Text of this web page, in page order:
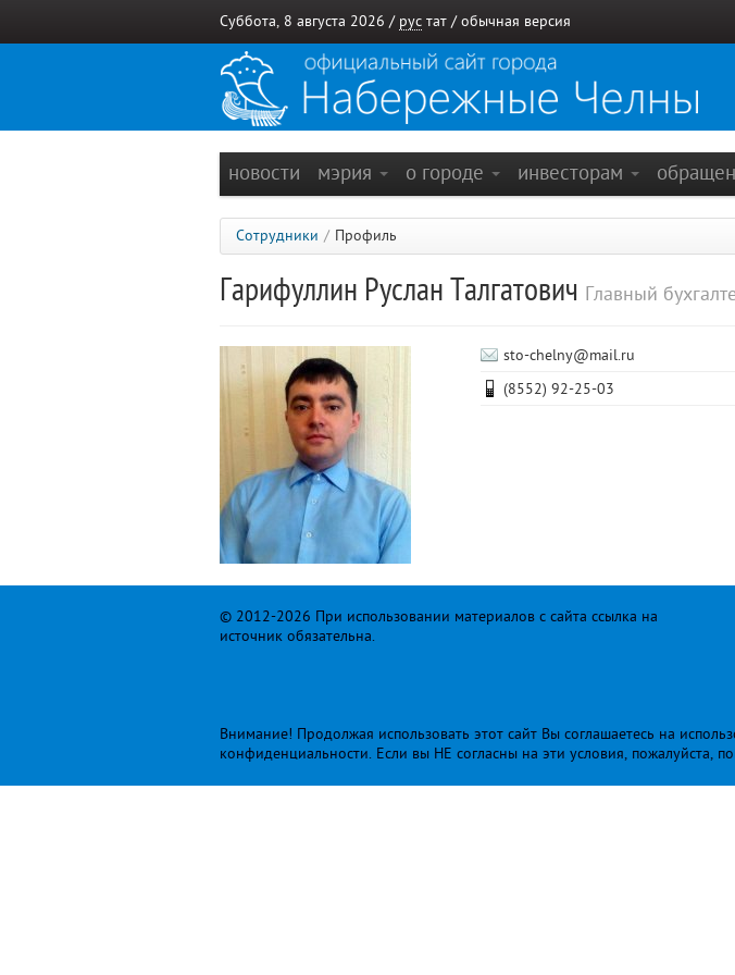
Суббота, 8 августа 2026 / рус тат / обычная версия
новости мэрия о городе инвесторам
Сотрудники / Профиль
Гарифуллин Руслан Талгатович Главный
sto-chelny@mail.ru
(8552) 92-25-03
© 2012-2026 При использовании материалов с сайта ссылка на
источник обязательна.
Внимание! Продолжая использовать этот сайт Вы соглашаетесь на
конфиденциальности. Если вы НЕ согласны на эти условия, пожалуйста,